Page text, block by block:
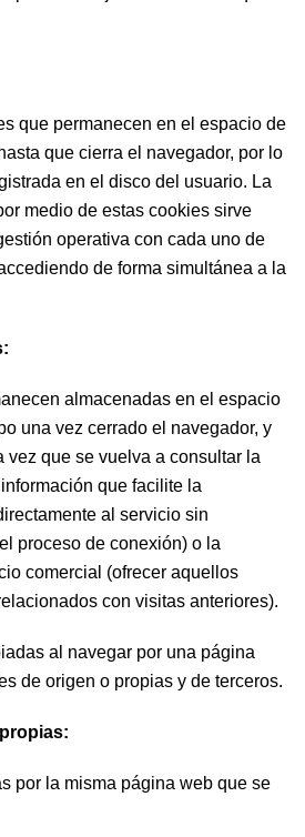
que permanecen en el espacio de
que cierra el navegador, por lo
en el disco del usuario. La
medio de estas cookies sirve
operativa con cada uno de
de forma simultánea a la
almacenadas en el espacio
una vez cerrado el navegador, y
vez que se vuelva a consultar la
que facilite la
al servicio sin
proceso de conexión) o la
comercial (ofrecer aquellos
con visitas anteriores).
al navegar por una página
de origen o propias y de terceros.
por la misma página web que se